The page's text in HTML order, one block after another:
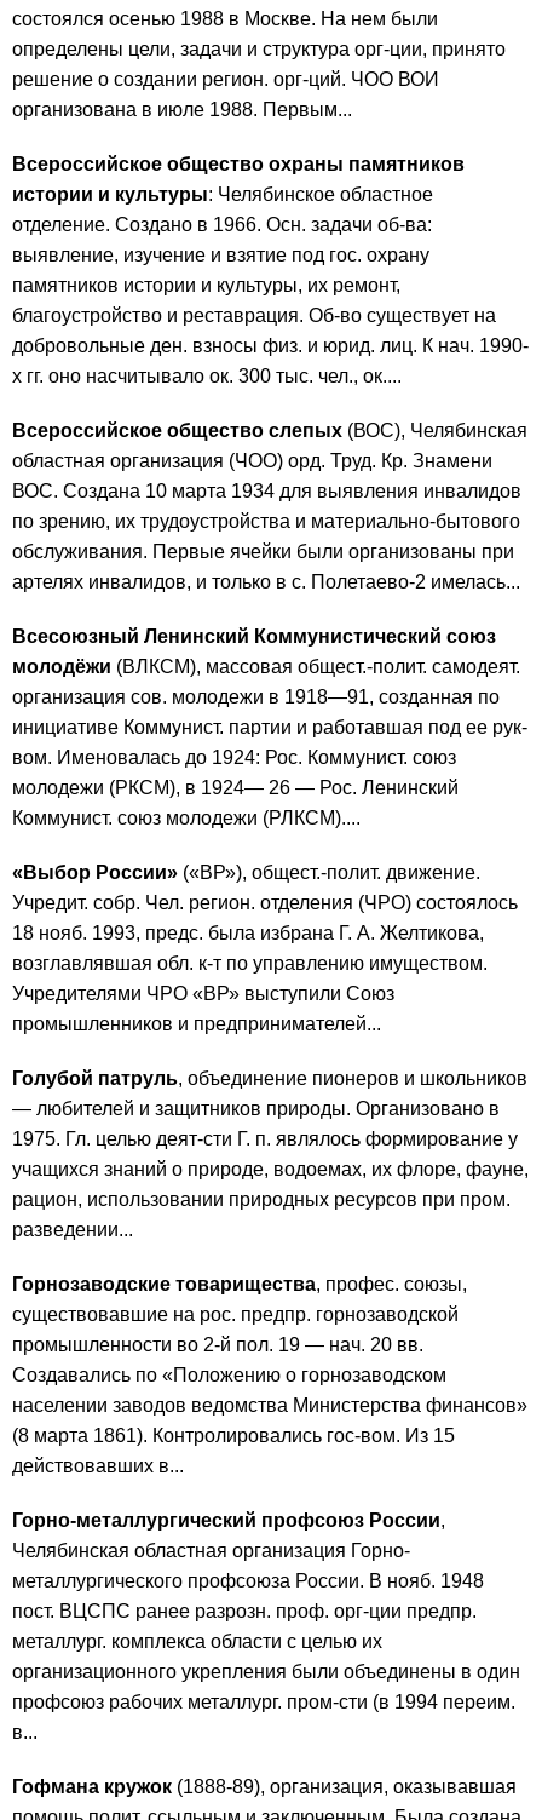
состоялся осенью 1988 в Москве. На нем были
определены цели, задачи и структура орг-ции, принято
решение о создании регион. орг-ций. ЧОО ВОИ
организована в июле 1988. Первым...
Всероссийское общество охраны памятников
истории и культуры: Челябинское областное
отделение. Создано в 1966. Осн. задачи об-ва:
выявление, изучение и взятие под гос. охрану
памятников истории и культуры, их ремонт,
благоустройство и реставрация. Об-во существует на
добровольные ден. взносы физ. и юрид. лиц. К нач. 1990-
х гг. оно насчитывало ок. 300 тыс. чел., ок....
Всероссийское общество слепых (ВОС), Челябинская
областная организация (ЧОО) орд. Труд. Кр. Знамени
ВОС. Создана 10 марта 1934 для выявления инвалидов
по зрению, их трудоустройства и материально-бытового
обслуживания. Первые ячейки были организованы при
артелях инвалидов, и только в с. Полетаево-2 имелась...
Всесоюзный Ленинский Коммунистический союз
молодёжи (ВЛКСМ), массовая общест.-полит. самодеят.
организация сов. молодежи в 1918—91, созданная по
инициативе Коммунист. партии и работавшая под ее рук-
вом. Именовалась до 1924: Рос. Коммунист. союз
молодежи (РКСМ), в 1924— 26 — Рос. Ленинский
Коммунист. союз молодежи (РЛКСМ)....
«Выбор России» («ВР»), общест.-полит. движение.
Учредит. собр. Чел. регион. отделения (ЧРО) состоялось
18 нояб. 1993, предс. была избрана Г. А. Желтикова,
возглавлявшая обл. к-т по управлению имуществом.
Учредителями ЧРО «ВР» выступили Союз
промышленников и предпринимателей...
Голубой патруль, объединение пионеров и школьников
— любителей и защитников природы. Организовано в
1975. Гл. целью деят-сти Г. п. являлось формирование у
учащихся знаний о природе, водоемах, их флоре, фауне,
рацион, использовании природных ресурсов при пром.
разведении...
Горнозаводские товарищества, профес. союзы,
существовавшие на рос. предпр. горнозаводской
промышленности во 2-й пол. 19 — нач. 20 вв.
Создавались по «Положению о горнозаводском
населении заводов ведомства Министерства финансов»
(8 марта 1861). Контролировались гос-вом. Из 15
действовавших в...
Горно-металлургический профсоюз России,
Челябинская областная организация Горно-
металлургического профсоюза России. В нояб. 1948
пост. ВЦСПС ранее разрозн. проф. орг-ции предпр.
металлург. комплекса области с целью их
организационного укрепления были объединены в один
профсоюз рабочих металлург. пром-сти (в 1994 переим.
в...
Гофмана кружок (1888-89), организация, оказывавшая